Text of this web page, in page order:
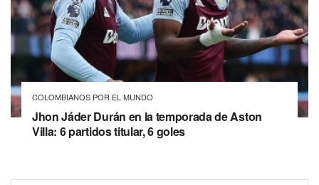
COLOMBIANOS POR EL MUNDO
Jhon Jáder Durán en la temporada de Aston
Villa: 6 partidos titular, 6 goles